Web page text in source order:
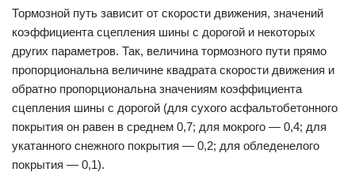
Тормозной путь зависит от скорости движения, значений
коэффициента сцепления шины с дорогой и некоторых
других параметров. Так, величина тормозного пути прямо
пропорциональна величине квадрата скорости движения и
обратно пропорциональна значениям коэффициента
сцепления шины с дорогой (для сухого асфальтобетонного
покрытия он равен в среднем 0,7; для мокрого — 0,4; для
укатанного снежного покрытия — 0,2; для обледенелого
покрытия — 0,1).